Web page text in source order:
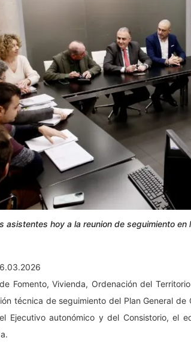
asistentes hoy a la reunion de seguimiento en
Fomento, Vivienda, Ordenación del
técnica de seguimiento del Plan General
Ejecutivo autonómico y del Consistorio, el